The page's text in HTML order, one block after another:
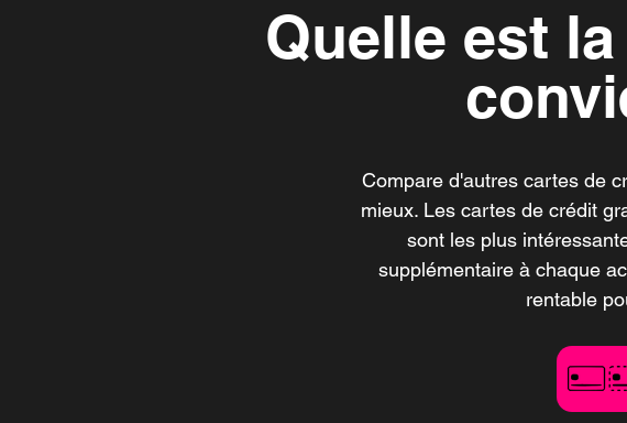
Quelle est
Compare d'autres cartes de
mieux. Les cartes de crédit
sont les plus
supplémentaire à chaque
rentable